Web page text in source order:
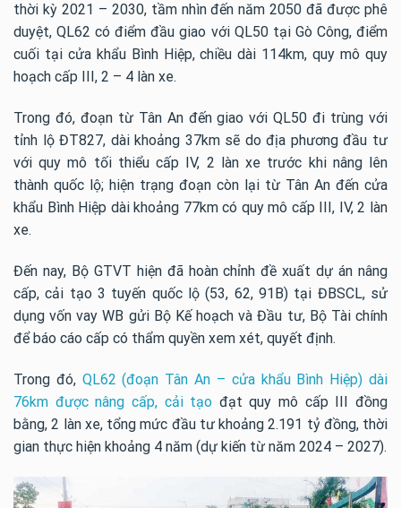
thời kỳ 2021 – 2030, tầm nhìn đến năm 2050 đã được phê
duyệt, QL62 có điểm đầu giao với QL50 tại Gò Công, điểm
cuối tại cửa khẩu Bình Hiệp, chiều dài 114km, quy mô quy
hoạch cấp III, 2 – 4 làn xe.
Trong đó, đoạn từ Tân An đến giao với QL50 đi trùng với
tỉnh lộ ĐT827, dài khoảng 37km sẽ do địa phương đầu tư
với quy mô tối thiểu cấp IV, 2 làn xe trước khi nâng lên
thành quốc lộ; hiện trạng đoạn còn lại từ Tân An đến cửa
khẩu Bình Hiệp dài khoảng 77km có quy mô cấp III, IV, 2 làn
xe.
Đến nay, Bộ GTVT hiện đã hoàn chỉnh đề xuất dự án nâng
cấp, cải tạo 3 tuyến quốc lộ (53, 62, 91B) tại ĐBSCL, sử
dụng vốn vay WB gửi Bộ Kế hoạch và Đầu tư, Bộ Tài chính
để báo cáo cấp có thẩm quyền xem xét, quyết định.
Trong đó, QL62 (đoạn Tân An – cửa khẩu Bình Hiệp) dài
76km được nâng cấp, cải tạo đạt quy mô cấp III đồng
bằng, 2 làn xe, tổng mức đầu tư khoảng 2.191 tỷ đồng, thời
gian thực hiện khoảng 4 năm (dự kiến từ năm 2024 – 2027).